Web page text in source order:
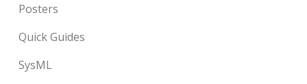
Posters
Quick Guides
SysML